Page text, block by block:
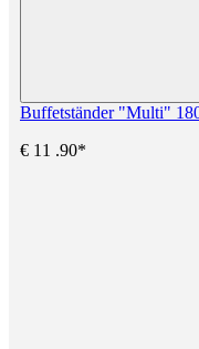
Buffetständer "Multi"
€ 11 .90*